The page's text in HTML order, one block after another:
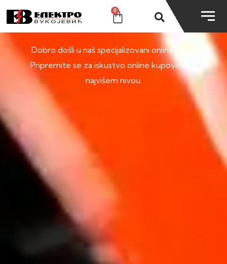
0
SHOP
Dobro došli u naš specijalizovani online shop.
Pripremite se za iskustvo online kupovine na
najvišem nivou.